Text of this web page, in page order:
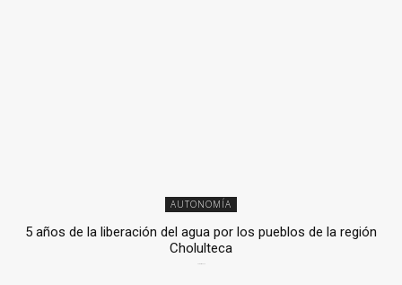
AUTONOMÍA
5 años de la liberación del agua por los pueblos de la región
Cholulteca